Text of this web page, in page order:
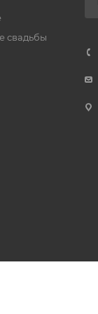
свадьбы